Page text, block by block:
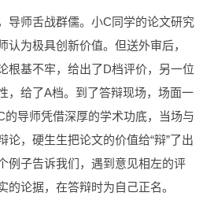
导师舌战群儒。小C同学的论文研究
认为极具创新价值。但送外审后，
根基不牢，给出了D档评价，另一位
，给了A档。到了答辩现场，场面一
的导师凭借深厚的学术功底，当场与
论，硬生生把论文的价值给“辩”了出
例子告诉我们，遇到意见相左的评
的论据，在答辩时为自己正名。